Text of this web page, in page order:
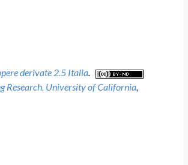
derivate 2.5 Italia.
Research, University of California,